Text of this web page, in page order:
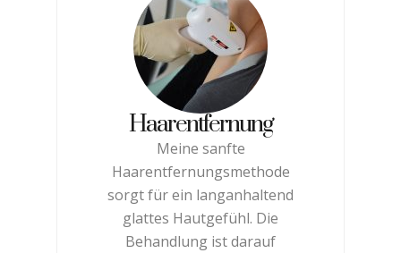
Haarentfernung
Meine sanfte
Haarentfernungsmethode
sorgt für ein langanhaltend
glattes Hautgefühl. Die
Behandlung ist darauf